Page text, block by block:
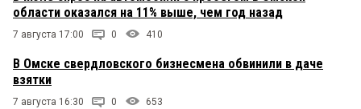
области оказался на 11% выше, чем год назад
7 августа 17:00 0 410
В Омске свердловского бизнесмена обвинили в даче
взятки
7 августа 16:30 0 653